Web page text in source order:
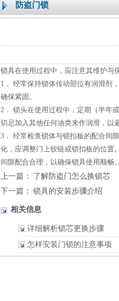
防盗门锁
锁具在使用过程中，应注意其维护与
1． 经常保持锁体传动部位有润滑剂
确保紧固。
2． 锁头在使用过程中，定期（半年
切忌加入其他任何油类来作润滑，以
3． 经常检查锁体与锁扣板的配合间
化，应调整门上铰链或锁扣板的位置
间隙配合合理，以确保锁具使用顺畅。
上一篇： 了解防盗门怎么换锁芯
下一篇： 锁具的安装步骤介绍
相关信息
详细解析锁芯更换步骤
怎样安装门锁的注意事项